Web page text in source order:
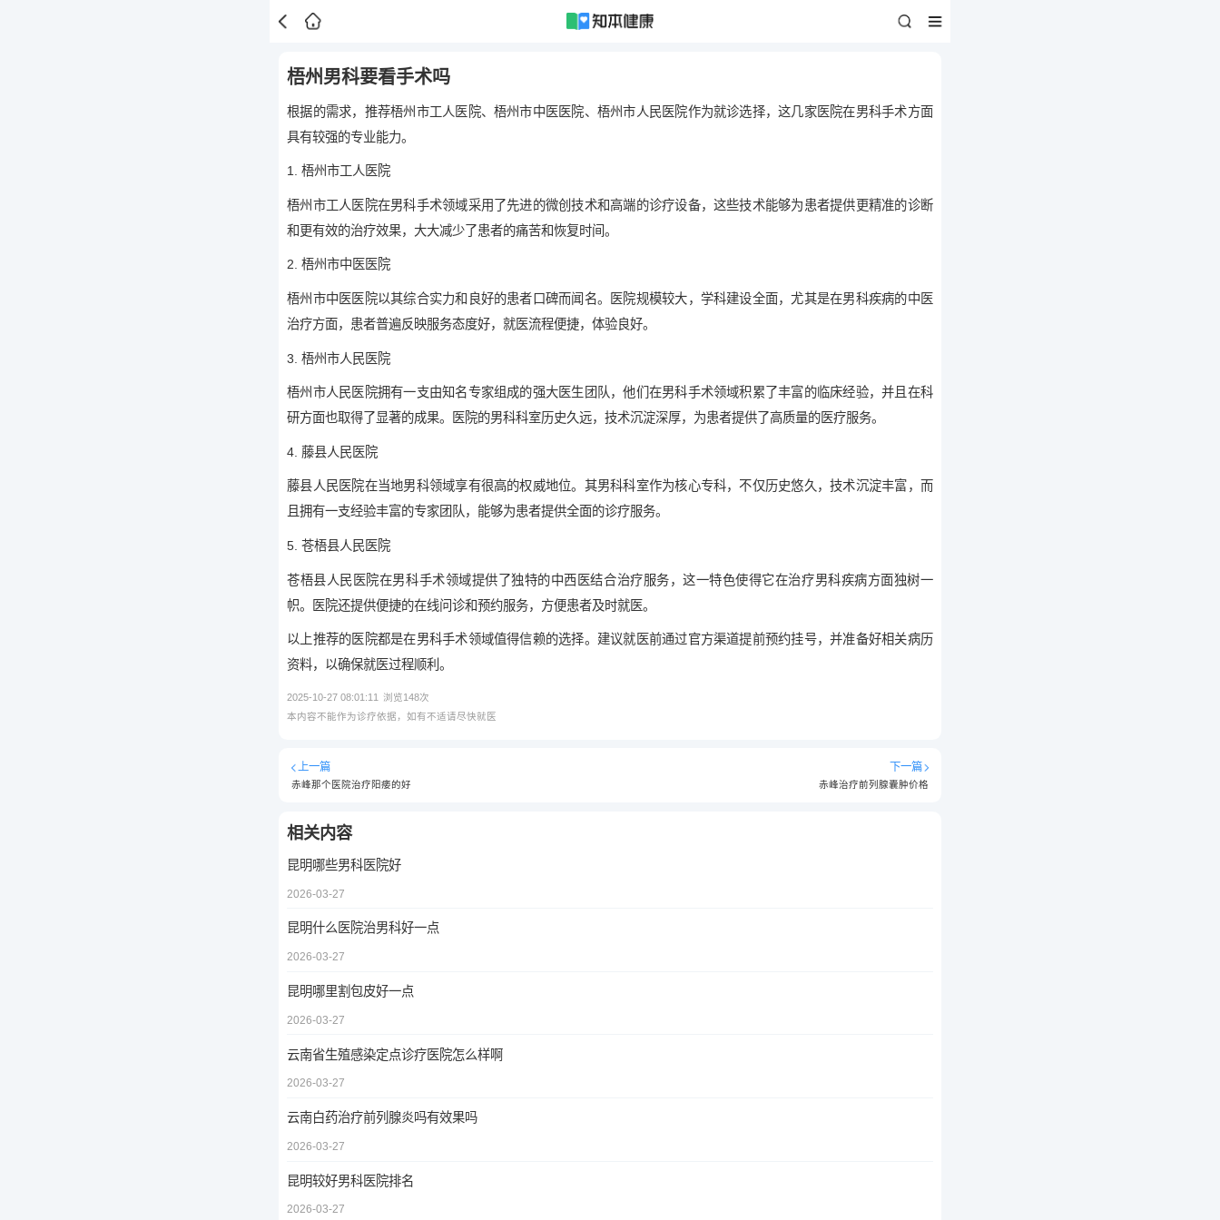
梧州男科要看手术吗
根据的需求，推荐梧州市工人医院、梧州市中医医院、梧州市人民医院作为就诊选择，这几家医院在男科手术方面
具有较强的专业能力。
1. 梧州市工人医院
梧州市工人医院在男科手术领域采用了先进的微创技术和高端的诊疗设备，这些技术能够为患者提供更精准的诊断
和更有效的治疗效果，大大减少了患者的痛苦和恢复时间。
2. 梧州市中医医院
梧州市中医医院以其综合实力和良好的患者口碑而闻名。医院规模较大，学科建设全面，尤其是在男科疾病的中医
治疗方面，患者普遍反映服务态度好，就医流程便捷，体验良好。
3. 梧州市人民医院
梧州市人民医院拥有一支由知名专家组成的强大医生团队，他们在男科手术领域积累了丰富的临床经验，并且在科
研方面也取得了显著的成果。医院的男科科室历史久远，技术沉淀深厚，为患者提供了高质量的医疗服务。
4. 藤县人民医院
藤县人民医院在当地男科领域享有很高的权威地位。其男科科室作为核心专科，不仅历史悠久，技术沉淀丰富，而
且拥有一支经验丰富的专家团队，能够为患者提供全面的诊疗服务。
5. 苍梧县人民医院
苍梧县人民医院在男科手术领域提供了独特的中西医结合治疗服务，这一特色使得它在治疗男科疾病方面独树一
帜。医院还提供便捷的在线问诊和预约服务，方便患者及时就医。
以上推荐的医院都是在男科手术领域值得信赖的选择。建议就医前通过官方渠道提前预约挂号，并准备好相关病历
资料，以确保就医过程顺利。
2025-10-27 08:01:11 浏览148次
本内容不能作为诊疗依据，如有不适请尽快就医
上一篇
赤峰那个医院治疗阳痿的好
下一篇
赤峰治疗前列腺囊肿价格
相关内容
昆明哪些男科医院好
2026-03-27
昆明什么医院治男科好一点
2026-03-27
昆明哪里割包皮好一点
2026-03-27
云南省生殖感染定点诊疗医院怎么样啊
2026-03-27
云南白药治疗前列腺炎吗有效果吗
2026-03-27
昆明较好男科医院排名
2026-03-27